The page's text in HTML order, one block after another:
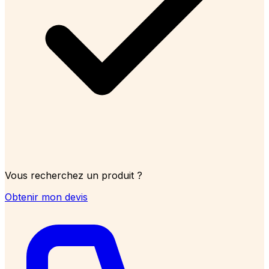
Vous recherchez un produit ?
Obtenir mon devis